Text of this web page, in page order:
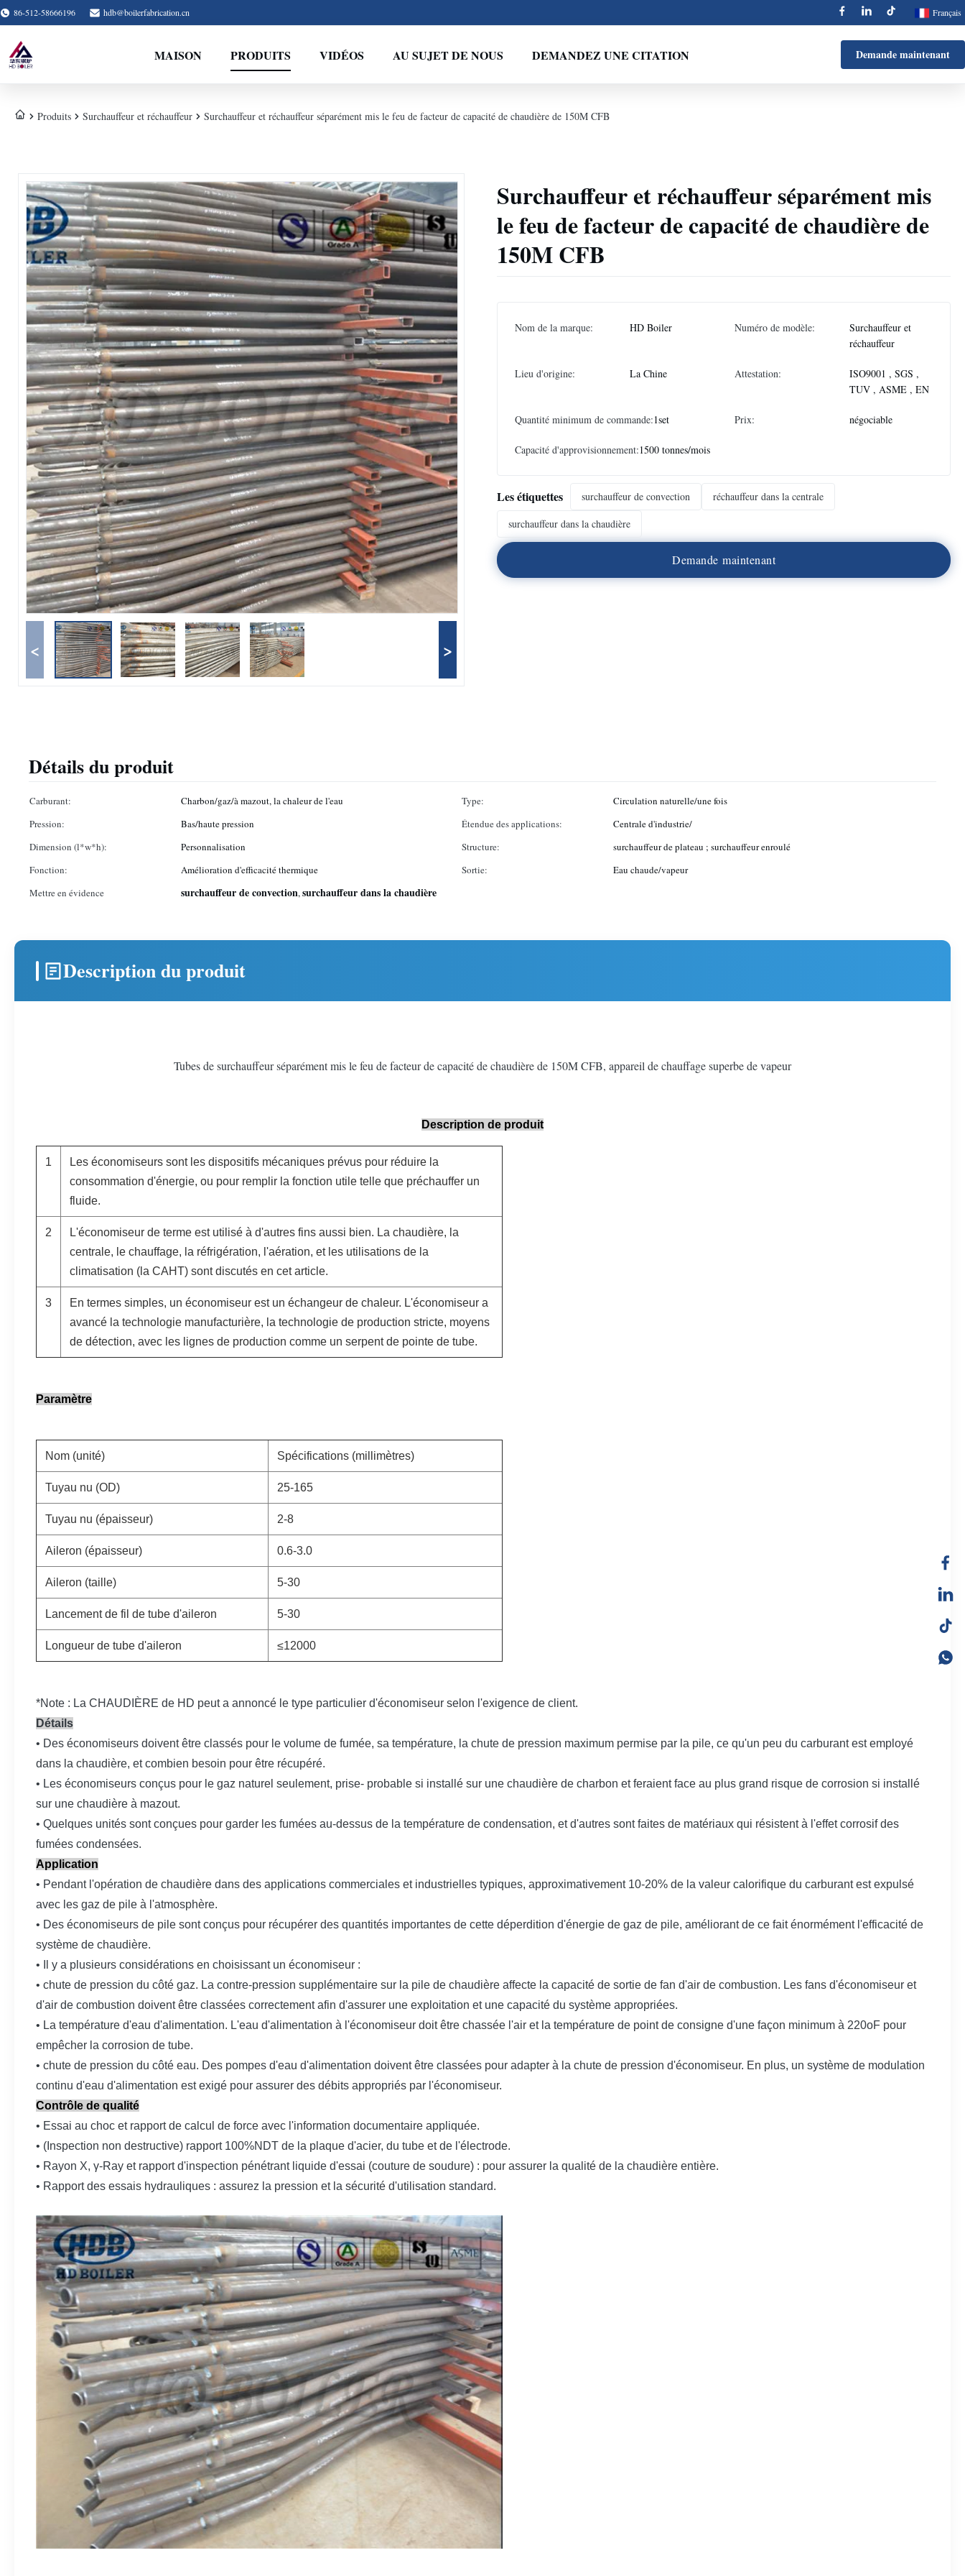
86-512-58666196 hdb@boilerfabrication.cn Français
MAISON PRODUITS VIDÉOS AU SUJET DE NOUS DEMANDEZ UNE CITATION Demande maintenant
Produits Surchauffeur et réchauffeur Surchauffeur et réchauffeur séparément mis le feu de facteur de capacité de chaudière de 150M CFB
< >
Surchauffeur et réchauffeur séparément mis
le feu de facteur de capacité de chaudière de
150M CFB
Nom de la marque: HD Boiler Numéro de modèle:
Surchauffeur et
réchauffeur
Lieu d'origine: La Chine Attestation:
ISO9001 , SGS ,
TUV , ASME , EN
Quantité minimum de commande:1set Prix: négociable
Capacité d'approvisionnement:1500 tonnes/mois
Les étiquettes surchauffeur de convection
réchauffeur dans la centrale
surchauffeur dans la chaudière
Demande maintenant
Détails du produit
Carburant: Charbon/gaz/à mazout, la chaleur de l'eau Type:
Circulation naturelle/une fois
Pression:
Bas/haute pression Étendue des applications:
Centrale d'industrie/
Dimension (l*w*h):
Personnalisation Structure:
surchauffeur de plateau ; surchauffeur enroulé
Fonction:
Amélioration d'efficacité thermique Sortie:
Eau chaude/vapeur
Mettre en évidence
surchauffeur de convection,surchauffeur dans la chaudière
Description du produit
Tubes de surchauffeur séparément mis le feu de facteur de capacité de chaudière de 150M CFB, appareil de chauffage superbe de vapeur
Description de produit
1
Les économiseurs sont les dispositifs mécaniques prévus pour réduire la
consommation d'énergie, ou pour remplir la fonction utile telle que préchauffer un
fluide.
2
L'économiseur de terme est utilisé à d'autres fins aussi bien. La chaudière, la
centrale, le chauffage, la réfrigération, l'aération, et les utilisations de la
climatisation (la CAHT) sont discutés en cet article.
3
En termes simples, un économiseur est un échangeur de chaleur. L'économiseur a
avancé la technologie manufacturière, la technologie de production stricte, moyens
de détection, avec les lignes de production comme un serpent de pointe de tube.
Paramètre
Nom (unité) Spécifications (millimètres)
Tuyau nu (OD) 25-165
Tuyau nu (épaisseur) 2-8
Aileron (épaisseur) 0.6-3.0
Aileron (taille) 5-30
Lancement de fil de tube d'aileron 5-30
Longueur de tube d'aileron ≤12000
*Note : La CHAUDIÈRE de HD peut a annoncé le type particulier d'économiseur selon l'exigence de client.
Détails
• Des économiseurs doivent être classés pour le volume de fumée, sa température, la chute de pression maximum permise par la pile, ce qu'un peu du carburant est employé
dans la chaudière, et combien besoin pour être récupéré.
• Les économiseurs conçus pour le gaz naturel seulement, prise- probable si installé sur une chaudière de charbon et feraient face au plus grand risque de corrosion si installé
sur une chaudière à mazout.
• Quelques unités sont conçues pour garder les fumées au-dessus de la température de condensation, et d'autres sont faites de matériaux qui résistent à l'effet corrosif des
fumées condensées.
Application
• Pendant l'opération de chaudière dans des applications commerciales et industrielles typiques, approximativement 10-20% de la valeur calorifique du carburant est expulsé
avec les gaz de pile à l'atmosphère.
• Des économiseurs de pile sont conçus pour récupérer des quantités importantes de cette déperdition d'énergie de gaz de pile, améliorant de ce fait énormément l'efficacité de
système de chaudière.
• Il y a plusieurs considérations en choisissant un économiseur :
• chute de pression du côté gaz. La contre-pression supplémentaire sur la pile de chaudière affecte la capacité de sortie de fan d'air de combustion. Les fans d'économiseur et
d'air de combustion doivent être classées correctement afin d'assurer une exploitation et une capacité du système appropriées.
• La température d'eau d'alimentation. L'eau d'alimentation à l'économiseur doit être chassée l'air et la température de point de consigne d'une façon minimum à 220oF pour
empêcher la corrosion de tube.
• chute de pression du côté eau. Des pompes d'eau d'alimentation doivent être classées pour adapter à la chute de pression d'économiseur. En plus, un système de modulation
continu d'eau d'alimentation est exigé pour assurer des débits appropriés par l'économiseur.
Contrôle de qualité
• Essai au choc et rapport de calcul de force avec l'information documentaire appliquée.
• (Inspection non destructive) rapport 100%NDT de la plaque d'acier, du tube et de l'électrode.
• Rayon X, γ-Ray et rapport d'inspection pénétrant liquide d'essai (couture de soudure) : pour assurer la qualité de la chaudière entière.
• Rapport des essais hydrauliques : assurez la pression et la sécurité d'utilisation standard.